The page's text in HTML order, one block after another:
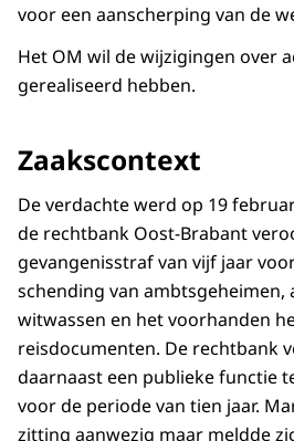
voor een aanscherping van de
Het OM wil de wijzigingen over
gerealiseerd hebben.
Zaakscontext
De verdachte werd op 19
de rechtbank Oost-Brabant
gevangenisstraf van vijf jaar
schending van
witwassen en het voorhanden
reisdocumenten. De rechtbank
daarnaast een publieke functie
voor de periode van tien jaar.
zitting aanwezig maar meldde